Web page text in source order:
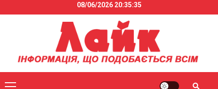
to
08/06/2026 20:35:36